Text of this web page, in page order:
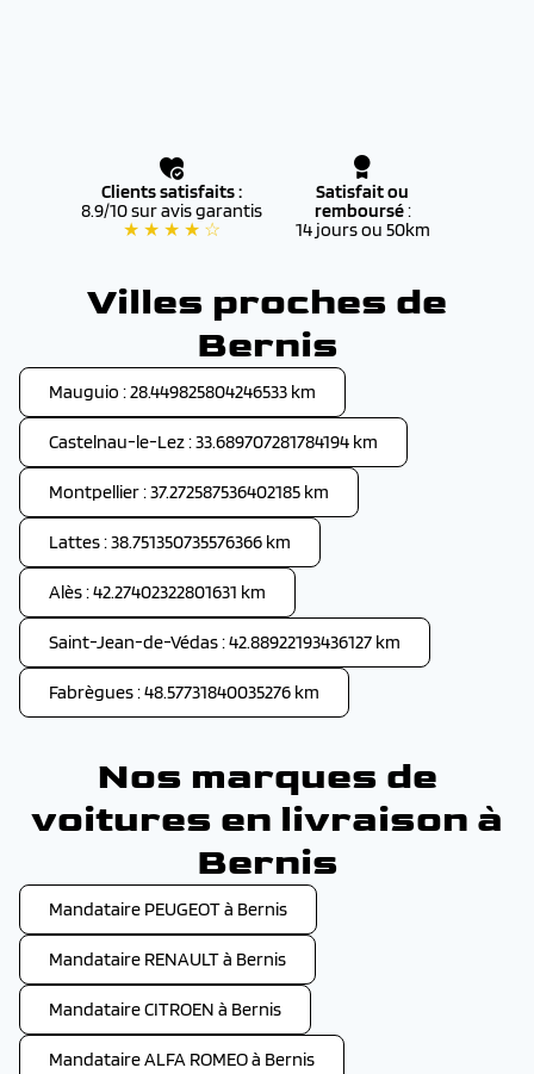
Clients satisfaits :
8.9/10 sur avis garantis
★ ★ ★ ★ ☆
Satisfait ou
remboursé:
14 jours ou 50km
Villes proches de
Bernis
Mauguio : 28.449825804246533 km
Castelnau-le-Lez : 33.689707281784194 km
Montpellier : 37.272587536402185 km
Lattes : 38.751350735576366 km
Alès : 42.27402322801631 km
Saint-Jean-de-Védas : 42.88922193436127 km
Fabrègues : 48.57731840035276 km
Nos marques de
voitures en livraison à
Bernis
Mandataire PEUGEOT à Bernis
Mandataire RENAULT à Bernis
Mandataire CITROEN à Bernis
Mandataire ALFA ROMEO à Bernis